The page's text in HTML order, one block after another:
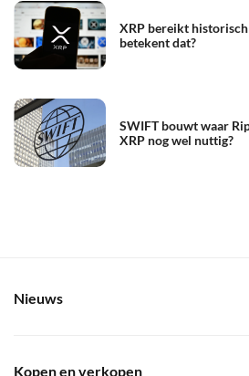
XRP bereikt
betekent dat?
SWIFT bouwt waar
XRP nog wel nuttig?
Nieuws
Kopen en verkopen